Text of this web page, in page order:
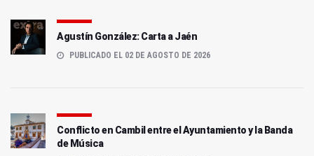
Agustín González: Carta a Jaén
PUBLICADO EL 02 DE AGOSTO DE 2026
Conflicto en Cambil entre el Ayuntamiento y la Banda
de Música